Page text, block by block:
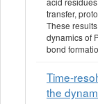
transfer,
These
dynamics of
bond
Time-
the